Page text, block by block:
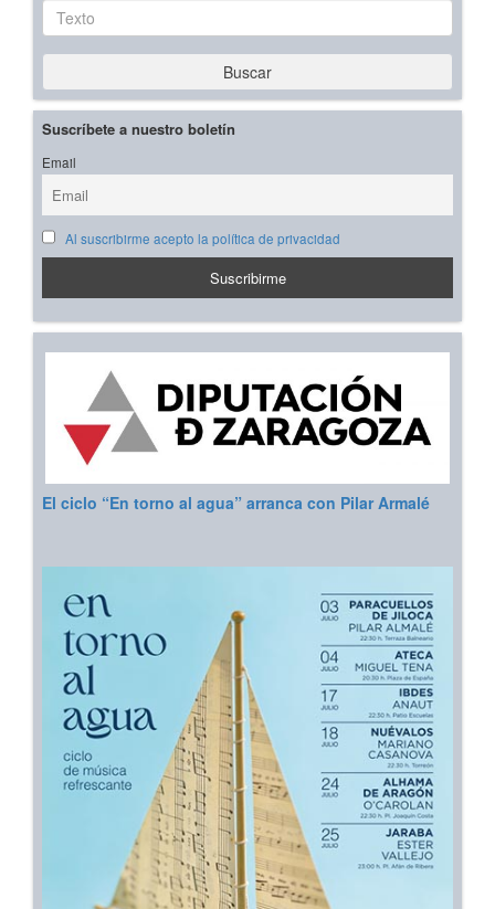
Texto
Buscar
Suscríbete a nuestro boletín
Email
Al suscribirme acepto la política de privacidad
El ciclo “En torno al agua” arranca con Pilar Armalé